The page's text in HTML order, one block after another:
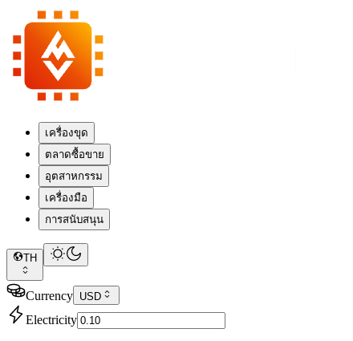
เครื่องขุด
ตลาดซื้อขาย
อุตสาหกรรม
เครื่องมือ
การสนับสนุน
TH
Currency USD
Electricity